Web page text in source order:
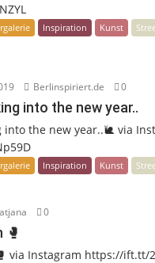
Inspiration Kunst
Berlinspiriert.de 0
into the new year..
into the new year..🐌 via
Inspiration Kunst
0
🥊
via Instagram https://ift.tt/